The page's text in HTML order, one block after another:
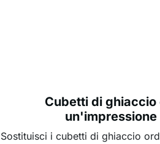
Cubetti di ghiaccio
Sostituisci i cubetti di ghiaccio